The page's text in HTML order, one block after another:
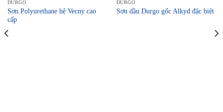
DURGO
Sơn Polyurethane hệ Vecny cao
cấp
DURGO
Sơn dầu Durgo gốc Alkyd đặc biệt